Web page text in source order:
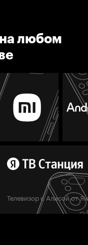
любом
Телевизор с Алисой от